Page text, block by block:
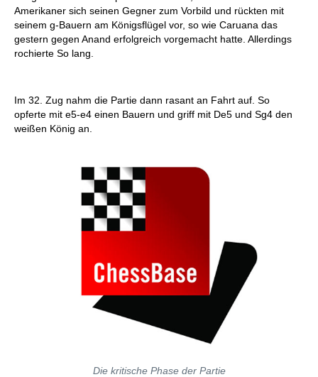
Amerikaner sich seinen Gegner zum Vorbild und rückten mit
seinem g-Bauern am Königsflügel vor, so wie Caruana das
gestern gegen Anand erfolgreich vorgemacht hatte. Allerdings
rochierte So lang.
Im 32. Zug nahm die Partie dann rasant an Fahrt auf. So
opferte mit e5-e4 einen Bauern und griff mit De5 und Sg4 den
weißen König an.
Die kritische Phase der Partie